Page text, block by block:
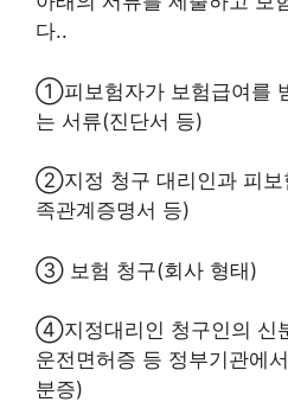
다..
①피보험자가 보험급여를
는 서류(진단서 등)
②지정 청구 대리인과 피
족관계증명서 등)
③ 보험 청구(회사 형태)
④지정대리인 청구인의 신
운전면허증 등 정부기관에
분증)